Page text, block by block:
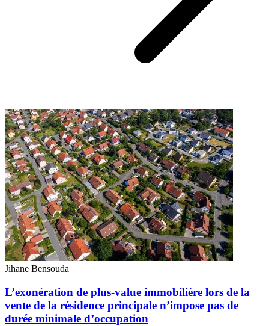
Jihane Bensouda
L’exonération de plus-value immobilière lors de la
vente de la résidence principale n’impose pas de
durée minimale d’occupation